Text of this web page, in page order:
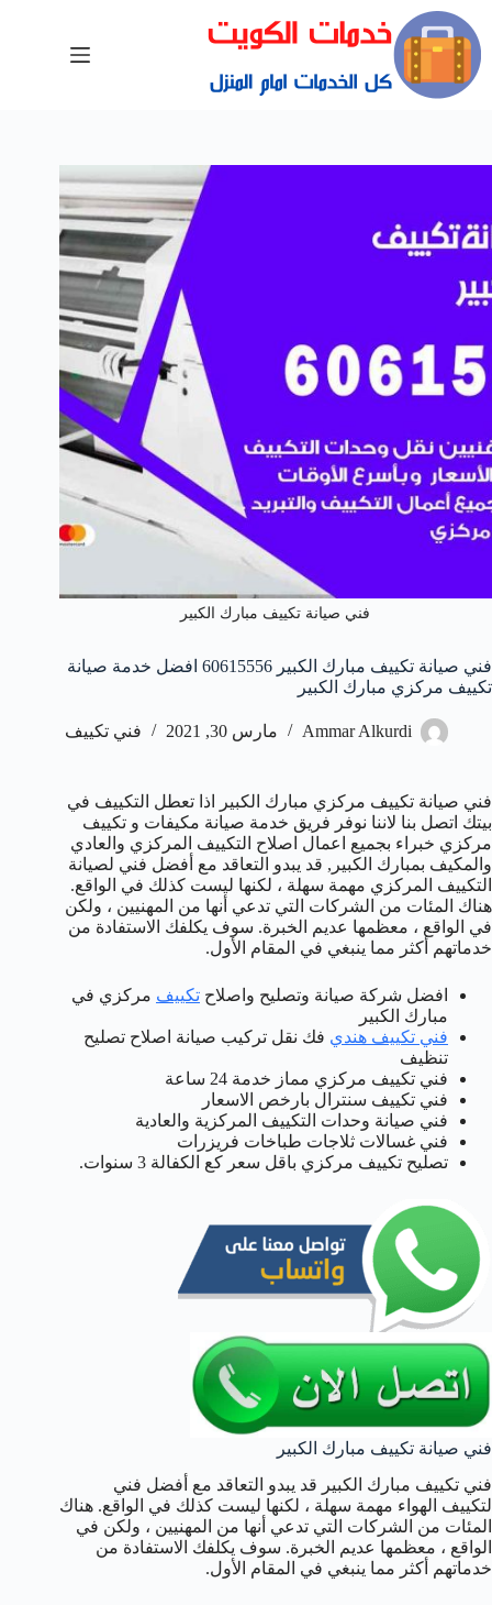
فني صيانة تكييف مبارك الكبير
فني صيانة تكييف مبارك الكبير 60615556 افضل خدمة صيانة
تكييف مركزي مبارك الكبير
Ammar Alkurdi مارس 30, 2021 فني تكييف
فني صيانة تكييف مركزي مبارك الكبير اذا تعطل التكييف في
بيتك اتصل بنا لاننا نوفر فريق خدمة صيانة مكيفات و تكييف
مركزي خبراء بجميع اعمال اصلاح التكييف المركزي والعادي
والمكيف بمبارك الكبير, قد يبدو التعاقد مع أفضل فني لصيانة
التكييف المركزي مهمة سهلة ، لكنها ليست كذلك في الواقع.
هناك المئات من الشركات التي تدعي أنها من المهنيين ، ولكن
في الواقع ، معظمها عديم الخبرة. سوف يكلفك الاستفادة من
خدماتهم أكثر مما ينبغي في المقام الأول.
افضل شركة صيانة وتصليح واصلاح تكييف مركزي في
مبارك الكبير
فني تكييف هندي فك نقل تركيب صيانة اصلاح تصليح
تنظيف
فني تكييف مركزي مماز خدمة 24 ساعة
فني تكييف سنترال بارخص الاسعار
فني صيانة وحدات التكييف المركزية والعادية
فني غسالات ثلاجات طباخات فريزرات
تصليح تكييف مركزي باقل سعر كع الكفالة 3 سنوات.
فني صيانة تكييف مبارك الكبير
فني تكييف مبارك الكبير قد يبدو التعاقد مع أفضل فني
لتكييف الهواء مهمة سهلة ، لكنها ليست كذلك في الواقع. هناك
المئات من الشركات التي تدعي أنها من المهنيين ، ولكن في
الواقع ، معظمها عديم الخبرة. سوف يكلفك الاستفادة من
خدماتهم أكثر مما ينبغي في المقام الأول.